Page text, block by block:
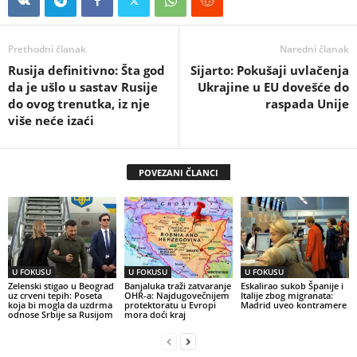
Prethodni članak
Rusija definitivno: Šta god
da je ušlo u sastav Rusije
do ovog trenutka, iz nje
više neće izaći
Naredni članak
Sijarto: Pokušaji uvlačenja
Ukrajine u EU dovešće do
raspada Unije
POVEZANI ČLANCI
U FOKUSU
Zelenski stigao u Beograd
uz crveni tepih: Poseta
koja bi mogla da uzdrma
odnose Srbije sa Rusijom
U FOKUSU
Banjaluka traži zatvaranje
OHR-a: Najdugovečnijem
protektoratu u Evropi
mora doći kraj
U FOKUSU
Eskalirao sukob Španije i
Italije zbog migranata:
Madrid uveo kontramere